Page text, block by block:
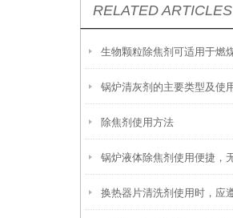
RELATED ARTICLES
除焦剂使用方法